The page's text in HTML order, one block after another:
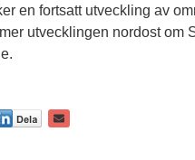
en fortsatt utveckling av
utvecklingen nordost om